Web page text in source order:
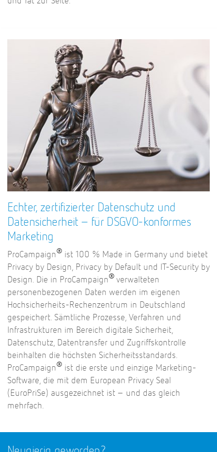
Echter, zertifizierter Datenschutz und
Datensicherheit – für DSGVO-konformes
Marketing
ProCampaign® ist 100 % Made in Germany und bietet
Privacy by Design, Privacy by Default und IT-Security by
Design. Die in ProCampaign® verwalteten
personenbezogenen Daten werden im eigenen
Hochsicherheits-Rechenzentrum in Deutschland
gespeichert. Sämtliche Prozesse, Verfahren und
Infrastrukturen im Bereich digitale Sicherheit,
Datenschutz, Datentransfer und Zugriffskontrolle
beinhalten die höchsten Sicherheitsstandards.
ProCampaign® ist die erste und einzige Marketing-
Software, die mit dem European Privacy Seal
(EuroPriSe) ausgezeichnet ist – und das gleich
mehrfach.